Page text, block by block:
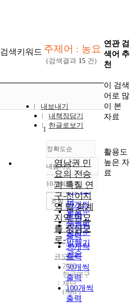
검색키워드 주제어 : 농요
(검색결과 15 건)
내보내기
내책장담기
한글로보기
정확도순
정확도
순
인기도
순
연도순
제목순
저자순
발행기
관순
내림차순
내림차순
10개씩 출력
10개씩
출력
20개씩
출력
30개씩
출력
50개씩
출력
100개씩
출력
조회
1
영남권 민
요의 전승
과 특질 연
구-전이지
역 및 경계
지역 민요
를 중심으
로-
권오경
2005
한국연구
재단
(NRF)
연관 검
색어 추
천
이 검색
어로 많
이 본
자료
활용도
높은 자
료